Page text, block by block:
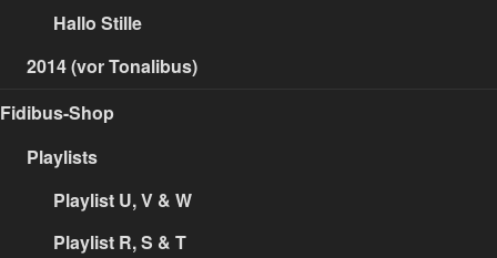
Hallo Stille
2014 (vor Tonalibus)
Fidibus-Shop
Playlists
Playlist U, V & W
Playlist R, S & T